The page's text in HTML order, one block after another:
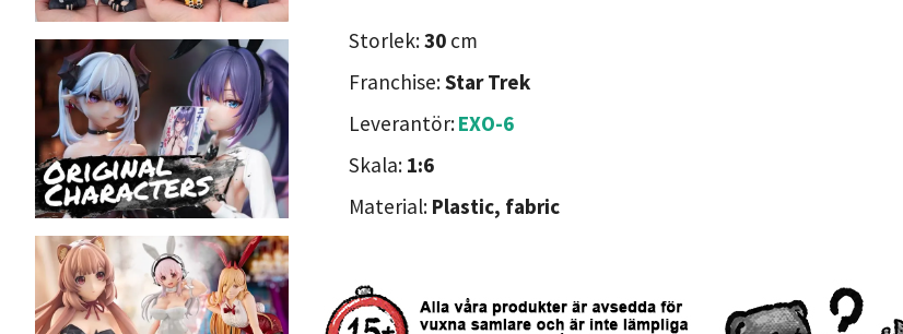
Storlek:30 cm
Franchise:Star Trek
Leverantör:EXO-6
Skala: 1:6
Material: Plastic, fabric